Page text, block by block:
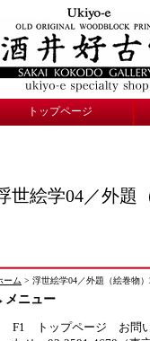
トップページ
世絵学04／外題
ーム > 浮世絵学04／外題（絵巻物
メニュー
F1 トップページ お問